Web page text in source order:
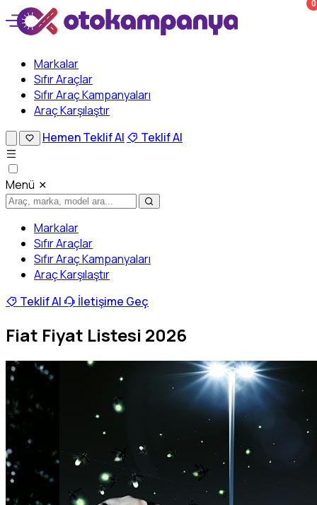
Markalar
Sıfır Araçlar
Sıfır Araç Kampanyaları
Araç Karşılaştır
0
Hemen Teklif Al Teklif Al
Menü
Markalar
Sıfır Araçlar
Sıfır Araç Kampanyaları
Araç Karşılaştır
Teklif Al
İletişime Geç
Fiat Fiyat Listesi 2026